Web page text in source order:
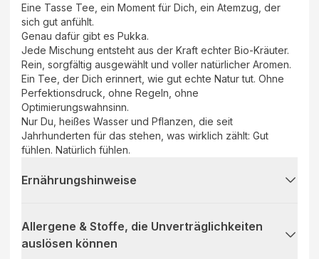
Eine Tasse Tee, ein Moment für Dich, ein Atemzug, der
sich gut anfühlt.
Genau dafür gibt es Pukka.
Jede Mischung entsteht aus der Kraft echter Bio-Kräuter.
Rein, sorgfältig ausgewählt und voller natürlicher Aromen.
Ein Tee, der Dich erinnert, wie gut echte Natur tut. Ohne
Perfektionsdruck, ohne Regeln, ohne
Optimierungswahnsinn.
Nur Du, heißes Wasser und Pflanzen, die seit
Jahrhunderten für das stehen, was wirklich zählt: Gut
fühlen. Natürlich fühlen.
Ernährungshinweise
Allergene & Stoffe, die Unverträglichkeiten
auslösen können